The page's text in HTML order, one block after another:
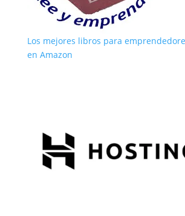
Los mejores libros para
en Amazon